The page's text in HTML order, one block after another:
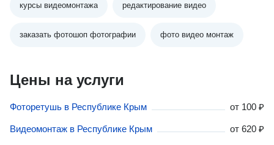
курсы видеомонтажа редактирование видео
заказать фотошоп фотографии фото видео монтаж
Цены на услуги
Фоторетушь в Республике Крым от 100 ₽
Видеомонтаж в Республике Крым от 620 ₽